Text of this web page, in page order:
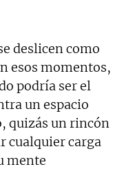
deslicen como
esos momentos,
podría ser el
un espacio
quizás un rincón
cualquier carga
mente